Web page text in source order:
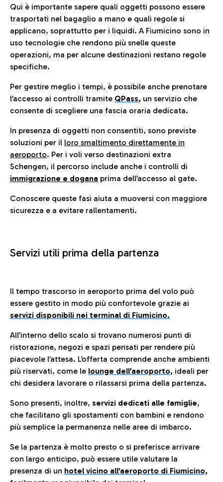
Qui è importante sapere quali oggetti possono essere
trasportati nel bagaglio a mano e quali regole si
applicano, soprattutto per i liquidi. A Fiumicino sono in
uso tecnologie che rendono più snelle queste
operazioni, ma per alcune destinazioni restano regole
specifiche.
Per gestire meglio i tempi, è possibile anche prenotare
l’accesso ai controlli tramite QPass, un servizio che
consente di scegliere una fascia oraria dedicata.
In presenza di oggetti non consentiti, sono previste
soluzioni per il loro smaltimento direttamente in
aeroporto. Per i voli verso destinazioni extra
Schengen, il percorso include anche i controlli di
immigrazione e dogana prima dell’accesso al gate.
Conoscere queste fasi aiuta a muoversi con maggiore
sicurezza e a evitare rallentamenti.
Servizi utili prima della partenza
Il tempo trascorso in aeroporto prima del volo può
essere gestito in modo più confortevole grazie ai
servizi disponibili nei terminal di Fiumicino.
All’interno dello scalo si trovano numerosi punti di
ristorazione, negozi e spazi pensati per rendere più
piacevole l’attesa. L’offerta comprende anche ambienti
più riservati, come le lounge dell’aeroporto, ideali per
chi desidera lavorare o rilassarsi prima della partenza.
Sono presenti, inoltre, servizi dedicati alle famiglie,
che facilitano gli spostamenti con bambini e rendono
più semplice la permanenza nelle aree di imbarco.
Se la partenza è molto presto o si preferisce arrivare
con largo anticipo, può essere utile valutare la
presenza di un hotel vicino all’aeroporto di Fiumicino,